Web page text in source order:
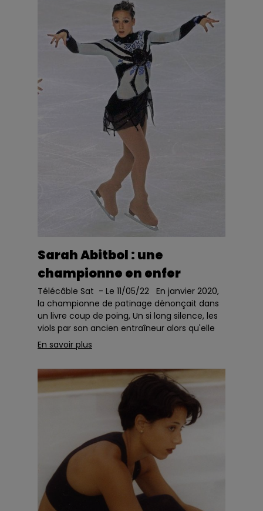
Sarah Abitbol : une
championne en enfer
Télécâble Sat - Le 11/05/22 En janvier 2020,
la championne de patinage dénonçait dans
un livre coup de poing, Un si long silence, les
viols par son ancien entraîneur alors qu'elle
était adolescente, ...
En savoir plus